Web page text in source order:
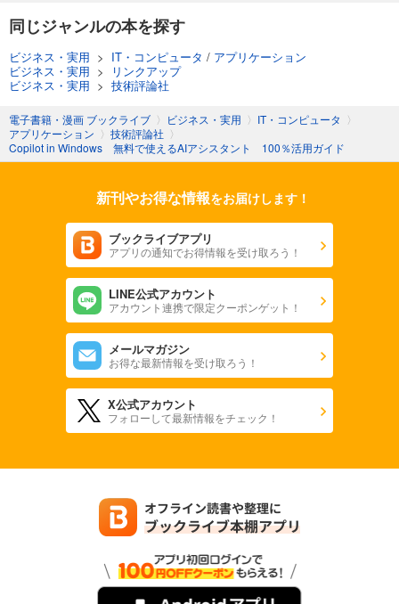
同じジャンルの本を探す
ビジネス・実用 > IT・コンピュータ / アプリケーション
ビジネス・実用 >
リンクアップ
ビジネス・実用 > 技術評論社
電子書籍・漫画 ブックライブ 〉 ビジネス・実用 〉 IT・コンピュータ 〉
アプリケーション 〉 技術評論社 〉
Copilot in Windows 無料で使えるAIアシスタント 100％活用ガイド
新刊やお得な情報をお届けします！
ブックライブアプリ
アプリの通知でお得情報を受け取ろう！
LINE公式アカウント
アカウント連携で限定クーポンゲット！
メールマガジン
お得な最新情報を受け取ろう！
X公式アカウント
フォローして最新情報をチェック！